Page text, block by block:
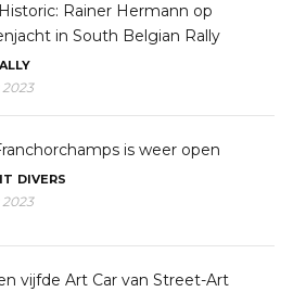
Rainer Hermann op
in South Belgian Rally
2023
is weer open
DIVERS
2023
vijfde Art Car van Street-Art